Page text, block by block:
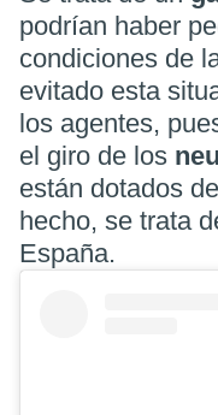
podrían haber
condiciones de
evitado esta
los agentes,
el giro de los
están dotados
hecho, se trata
España.